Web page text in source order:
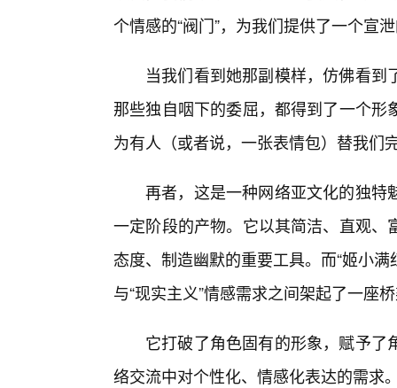
个情感的“阀门”，为我们提供了一个宣
当我们看到她那副模样，仿佛看
那些独自咽下的委屈，都得到了一个
为有人（或者说，一张表情包）替我们
再者，这是一种网络亚文化的独特
一定阶段的产物。它以其简洁、直观
态度、制造幽默的重要工具。而“姬小
与“现实主义”情感需求之间架起了一座
它打破了角色固有的形象，赋予
络交流中对个性化、情感化表达的需求